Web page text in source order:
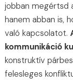
jobban megértsd
hanem abban is,
való kapcsolatot.
kommunikáció
konstruktív
felesleges